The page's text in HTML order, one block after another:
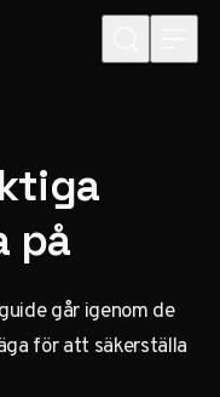
på
går igenom de
för att säkerställa